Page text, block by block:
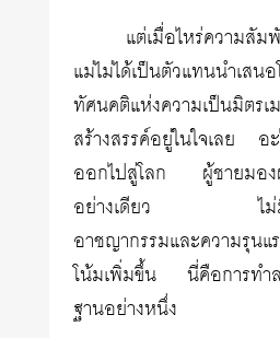
แต่เมื่อไหร่ความ
แม่ไม่ได้เป็นตัวแทนนำเสน
ทัศนคติแห่งความเป็นมิตรเ
สร้างสรรค์อยู่ในใจเลย
ออกไปสู่โลก ผู้ชายมอง
อย่างเดียว ไม่มีจิ
อาชญากรรมและความรุน
โน้มเพิ่มขึ้น นี่คือการทำ
ฐานอย่างหนึ่ง